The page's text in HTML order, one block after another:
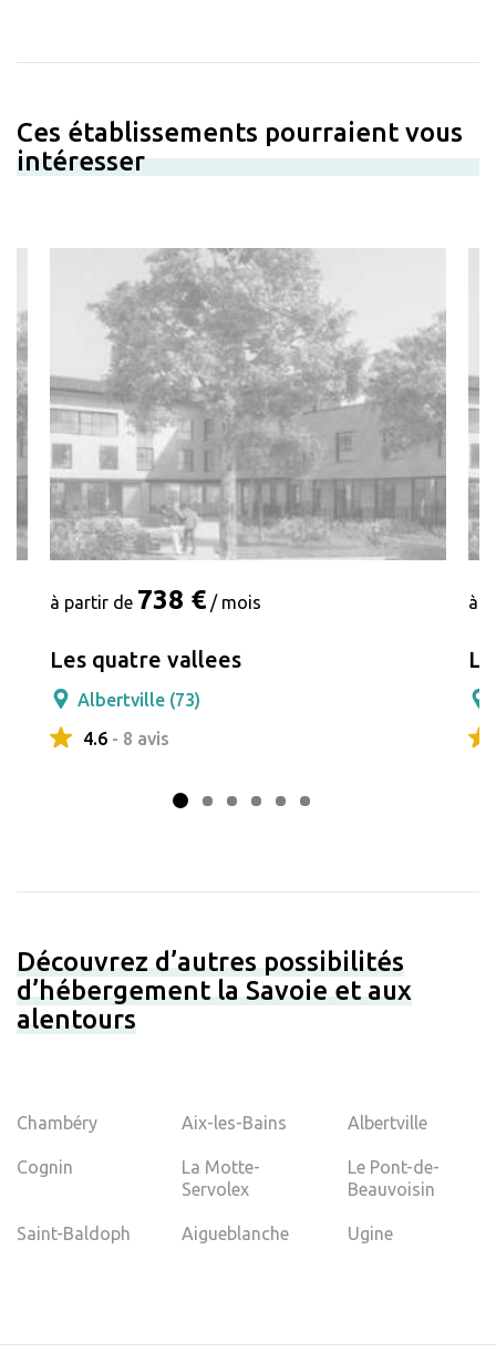
Ces établissements pourraient vous
intéresser
à partir de 738 € / mois
Les quatre vallees
Albertville (73)
4.6 - 8 avis
à
Découvrez d’autres possibilités
d’hébergement la Savoie et aux
alentours
Chambéry Aix-les-Bains Albertville
Cognin
La Motte-
Servolex
Le Pont-de-
Beauvoisin
Saint-Baldoph Aigueblanche Ugine